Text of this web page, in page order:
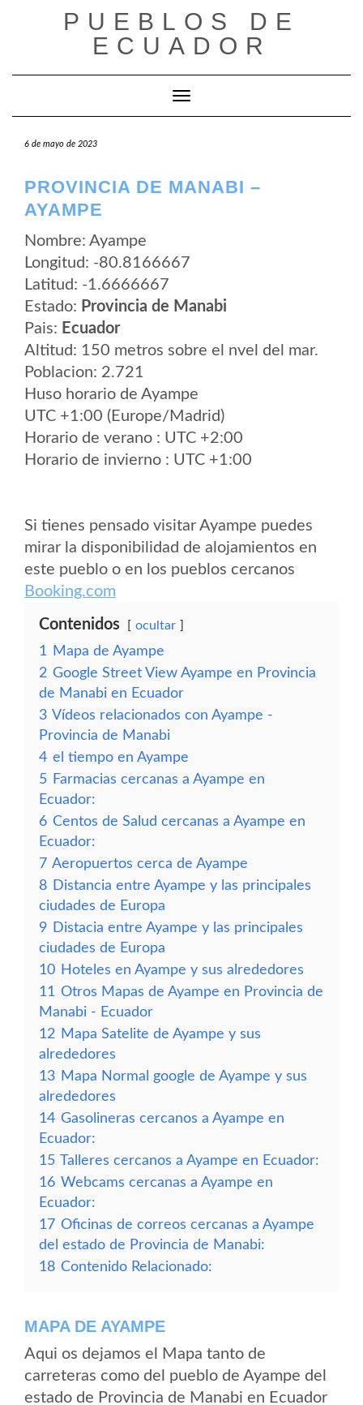
PUEBLOS DE
ECUADOR
Cambiar modo de navegación
6 de mayo de 2023
PROVINCIA DE MANABI –
AYAMPE
Nombre: Ayampe
Longitud: -80.8166667
Latitud: -1.6666667
Estado: Provincia de Manabi
Pais: Ecuador
Altitud: 150 metros sobre el nvel del mar.
Poblacion: 2.721
Huso horario de Ayampe
UTC +1:00 (Europe/Madrid)
Horario de verano : UTC +2:00
Horario de invierno : UTC +1:00
Si tienes pensado visitar Ayampe puedes
mirar la disponibilidad de alojamientos en
este pueblo o en los pueblos cercanos
Booking.com
Contenidos ocultar
1
Mapa de Ayampe
2 Google Street View Ayampe en Provincia
de Manabi en Ecuador
3 Vídeos relacionados con Ayampe -
Provincia de Manabi
4 el tiempo en Ayampe
5 Farmacias cercanas a Ayampe en
Ecuador:
6 Centos de Salud cercanas a Ayampe en
Ecuador:
7 Aeropuertos cerca de Ayampe
8 Distancia entre Ayampe y las principales
ciudades de Europa
9 Distacia entre Ayampe y las principales
ciudades de Europa
10 Hoteles en Ayampe y sus alrededores
11 Otros Mapas de Ayampe en Provincia de
Manabi - Ecuador
12 Mapa Satelite de Ayampe y sus
alrededores
13 Mapa Normal google de Ayampe y sus
alrededores
14 Gasolineras cercanos a Ayampe en
Ecuador:
15 Talleres cercanos a Ayampe en Ecuador:
16 Webcams cercanas a Ayampe en
Ecuador:
17 Oficinas de correos cercanas a Ayampe
del estado de Provincia de Manabi:
18 Contenido Relacionado:
MAPA DE AYAMPE
Aqui os dejamos el Mapa tanto de
carreteras como del pueblo de Ayampe del
estado de Provincia de Manabi en Ecuador